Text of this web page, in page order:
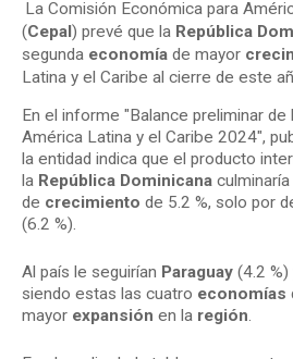
La Comisión Económica para
(Cepal) prevé que la República
segunda economía de mayor
Latina y el Caribe al cierre de este
En el informe "Balance preliminar de
América Latina y el Caribe 2024",
la entidad indica que el producto
la República Dominicana
de crecimiento de 5.2 %, solo por
(6.2 %).
Al país le seguirían Paraguay (4.2 %)
siendo estas las cuatro economías
mayor expansión en la región.